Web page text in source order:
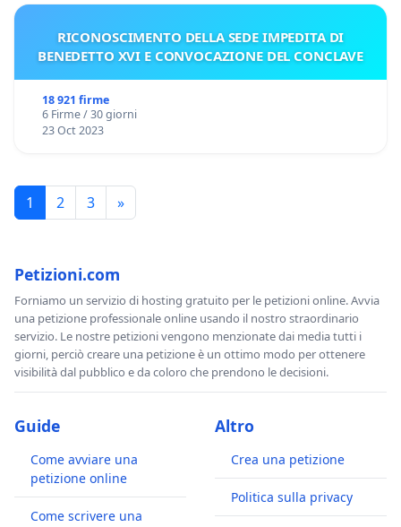
RICONOSCIMENTO DELLA SEDE IMPEDITA DI
BENEDETTO XVI E CONVOCAZIONE DEL CONCLAVE
18 921 firme
6 Firme / 30 giorni
23 Oct 2023
1 2 3 »
Petizioni.com
Forniamo un servizio di hosting gratuito per le petizioni online. Avvia
una petizione professionale online usando il nostro straordinario
servizio. Le nostre petizioni vengono menzionate dai media tutti i
giorni, perciò creare una petizione è un ottimo modo per ottenere
visibilità dal pubblico e da coloro che prendono le decisioni.
Guide
Come avviare una
petizione online
Come scrivere una
Altro
Crea una petizione
Politica sulla privacy